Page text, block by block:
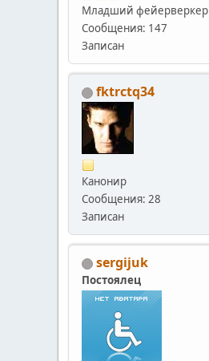
Младший фейерверкер
Сообщения: 147
Записан
fktrctq34
Канонир
Сообщения: 28
Записан
sergijuk
Постоялец